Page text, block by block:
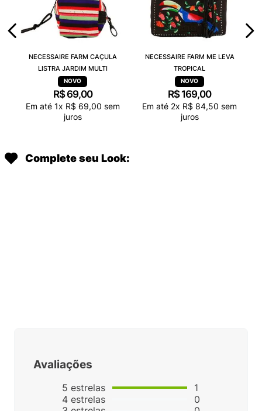
NECESSAIRE FARM CAÇULA
LISTRA JARDIM MULTI
R$ 69,00
Em até 1x R$ 69,00 sem
juros
NECESSAIRE FARM ME LEVA
TROPICAL
R$ 169,00
Em até 2x R$ 84,50 sem
juros
Complete seu Look:
Avaliações
5 estrelas
4 estrelas
1
0